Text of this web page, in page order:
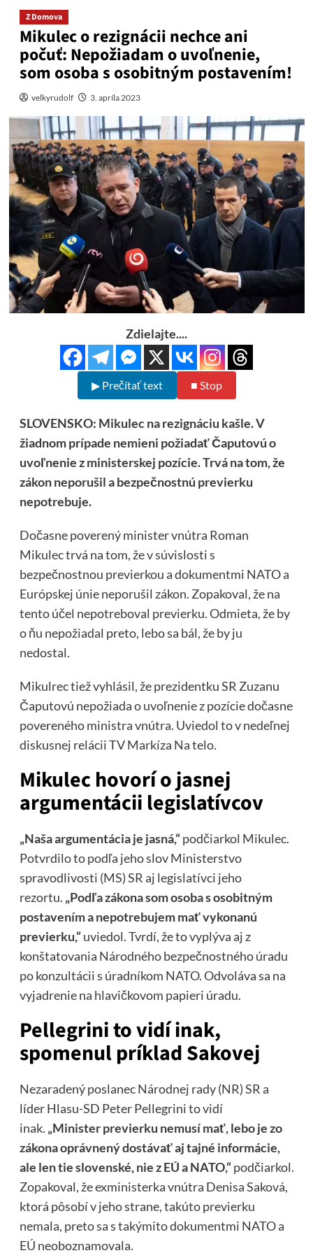
Z Domova
Mikulec o rezignácii nechce ani
počuť: Nepožiadam o uvoľnenie,
som osoba s osobitným postavením!
velkyrudolf 3. apríla 2023
Zdielajte....
▶ Prečítať text ■ Stop
SLOVENSKO: Mikulec na rezignáciu kašle. V
žiadnom prípade nemieni požiadať Čaputovú o
uvoľnenie z ministerskej pozície. Trvá na tom, že
zákon neporušil a bezpečnostnú previerku
nepotrebuje.
Dočasne poverený minister vnútra Roman
Mikulec trvá na tom, že v súvislosti s
bezpečnostnou previerkou a dokumentmi NATO a
Európskej únie neporušil zákon. Zopakoval, že na
tento účel nepotreboval previerku. Odmieta, že by
o ňu nepožiadal preto, lebo sa bál, že by ju
nedostal.
Mikulrec tiež vyhlásil, že prezidentku SR Zuzanu
Čaputovú nepožiada o uvoľnenie z pozície dočasne
povereného ministra vnútra. Uviedol to v nedeľnej
diskusnej relácii TV Markíza Na telo.
Mikulec hovorí o jasnej
argumentácii legislatívcov
„Naša argumentácia je jasná,“podčiarkol Mikulec.
Potvrdilo to podľa jeho slov Ministerstvo
spravodlivosti (MS) SR aj legislatívci jeho
rezortu. „Podľa zákona som osoba s osobitným
postavením a nepotrebujem mať vykonanú
previerku,“uviedol. Tvrdí, že to vyplýva aj z
konštatovania Národného bezpečnostného úradu
po konzultácii s úradníkom NATO. Odvoláva sa na
vyjadrenie na hlavičkovom papieri úradu.
Pellegrini to vidí inak,
spomenul príklad Sakovej
Nezaradený poslanec Národnej rady (NR) SR a
líder Hlasu-SD Peter Pellegrini to vidí
inak. „Minister previerku nemusí mať, lebo je zo
zákona oprávnený dostávať aj tajné informácie,
ale len tie slovenské, nie z EÚ a NATO,“podčiarkol.
Zopakoval, že exministerka vnútra Denisa Saková,
ktorá pôsobí v jeho strane, takúto previerku
nemala, preto sa s takýmito dokumentmi NATO a
EÚ neoboznamovala.